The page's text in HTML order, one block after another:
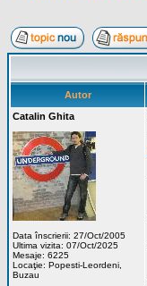
Autor
Catalin Ghita
Data înscrierii: 27/Oct/2005
Ultima vizita: 07/Oct/2025
Mesaje: 6225
Locaţie: Popesti-Leordeni,
Buzau